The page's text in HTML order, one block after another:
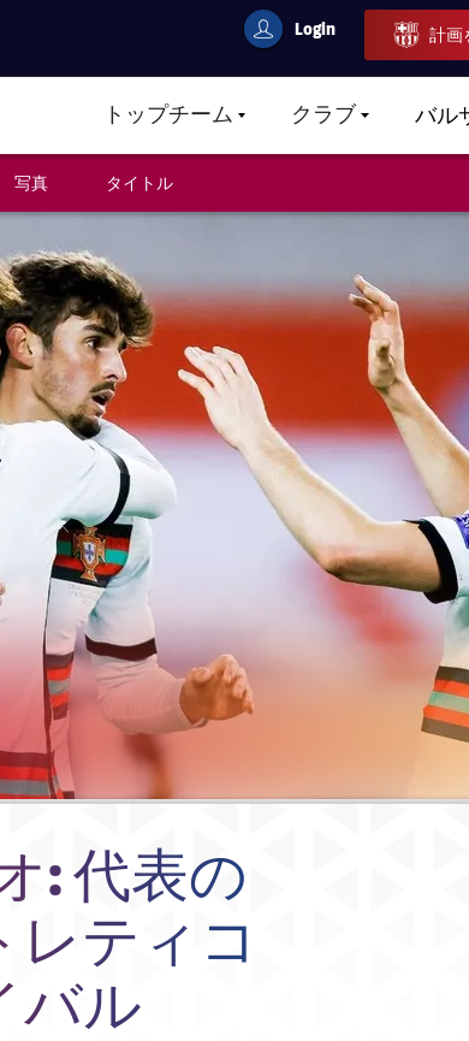
userCulers
Login 計画
トップチームLABEL.ARIA.CARETDOWN
クラブ バル
写真 タイトル
: 代表の
ティコ
バル